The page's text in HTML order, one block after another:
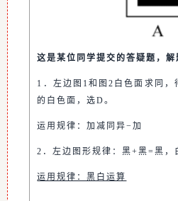
这是某位同学提交的答疑题，解
1．左边图1和图2白色面求同
的白色面，选D。
运用规律：加减同异−加
2．左边图形规律：黑+黑=黑
运用规律：黑白运算